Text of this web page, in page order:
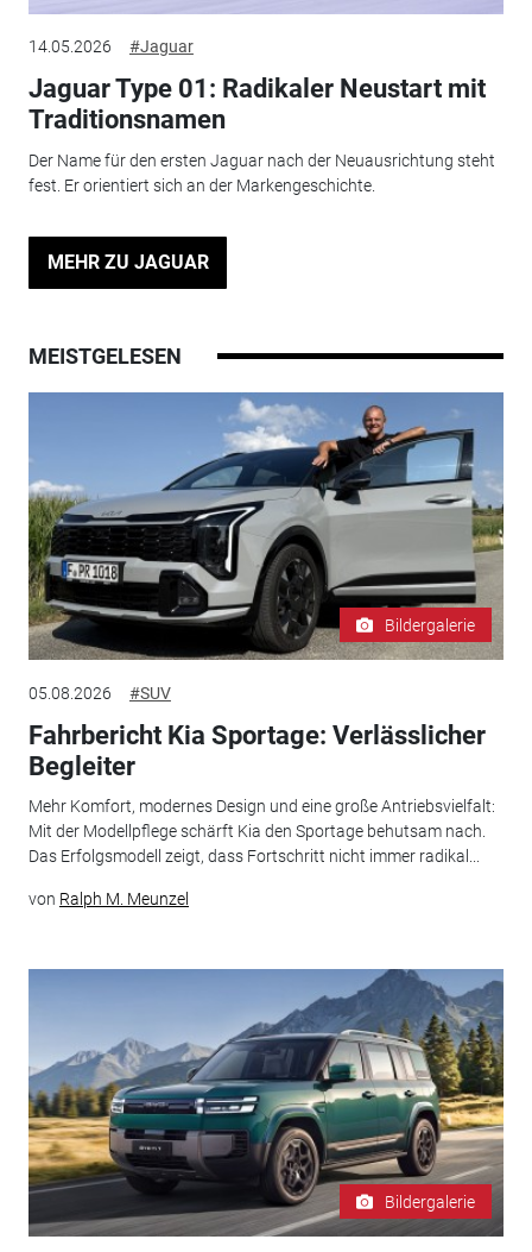
14.05.2026 #Jaguar
Jaguar Type 01: Radikaler Neustart mit
Traditionsnamen
Der Name für den ersten Jaguar nach der Neuausrichtung steht
fest. Er orientiert sich an der Markengeschichte.
MEHR ZU JAGUAR
MEISTGELESEN
Bildergalerie
05.08.2026 #SUV
Fahrbericht Kia Sportage: Verlässlicher
Begleiter
Mehr Komfort, modernes Design und eine große Antriebsvielfalt:
Mit der Modellpflege schärft Kia den Sportage behutsam nach.
Das Erfolgsmodell zeigt, dass Fortschritt nicht immer radikal...
von Ralph M. Meunzel
Bildergalerie